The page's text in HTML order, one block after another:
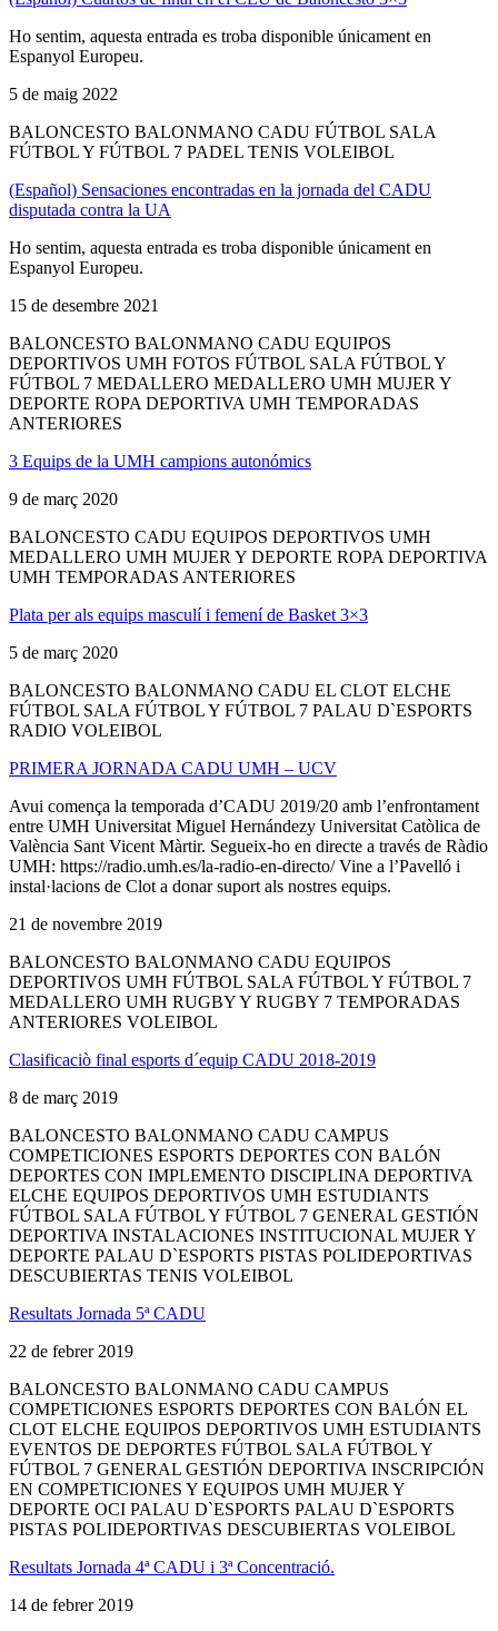
Ho sentim, aquesta entrada es troba disponible únicament en
Espanyol Europeu.
5 de maig 2022
BALONCESTO BALONMANO CADU FÚTBOL SALA
FÚTBOL Y FÚTBOL 7 PADEL TENIS VOLEIBOL
(Español) Sensaciones encontradas en la jornada del CADU
disputada contra la UA
Ho sentim, aquesta entrada es troba disponible únicament en
Espanyol Europeu.
15 de desembre 2021
BALONCESTO BALONMANO CADU EQUIPOS
DEPORTIVOS UMH FOTOS FÚTBOL SALA FÚTBOL Y
FÚTBOL 7 MEDALLERO MEDALLERO UMH MUJER Y
DEPORTE ROPA DEPORTIVA UMH TEMPORADAS
ANTERIORES
3 Equips de la UMH campions autonómics
9 de març 2020
BALONCESTO CADU EQUIPOS DEPORTIVOS UMH
MEDALLERO UMH MUJER Y DEPORTE ROPA DEPORTIVA
UMH TEMPORADAS ANTERIORES
Plata per als equips masculí i femení de Basket 3×3
5 de març 2020
BALONCESTO BALONMANO CADU EL CLOT ELCHE
FÚTBOL SALA FÚTBOL Y FÚTBOL 7 PALAU D`ESPORTS
RADIO VOLEIBOL
PRIMERA JORNADA CADU UMH – UCV
Avui comença la temporada d’CADU 2019/20 amb l’enfrontament
entre UMH Universitat Miguel Hernándezy Universitat Catòlica de
València Sant Vicent Màrtir. Segueix-ho en directe a través de Ràdio
UMH: https://radio.umh.es/la-radio-en-directo/ Vine a l’Pavelló i
instal·lacions de Clot a donar suport als nostres equips.
21 de novembre 2019
BALONCESTO BALONMANO CADU EQUIPOS
DEPORTIVOS UMH FÚTBOL SALA FÚTBOL Y FÚTBOL 7
MEDALLERO UMH RUGBY Y RUGBY 7 TEMPORADAS
ANTERIORES VOLEIBOL
Clasificaciò final esports d´equip CADU 2018-2019
8 de març 2019
BALONCESTO BALONMANO CADU CAMPUS
COMPETICIONES ESPORTS DEPORTES CON BALÓN
DEPORTES CON IMPLEMENTO DISCIPLINA DEPORTIVA
ELCHE EQUIPOS DEPORTIVOS UMH ESTUDIANTS
FÚTBOL SALA FÚTBOL Y FÚTBOL 7 GENERAL GESTIÓN
DEPORTIVA INSTALACIONES INSTITUCIONAL MUJER Y
DEPORTE PALAU D`ESPORTS PISTAS POLIDEPORTIVAS
DESCUBIERTAS TENIS VOLEIBOL
Resultats Jornada 5ª CADU
22 de febrer 2019
BALONCESTO BALONMANO CADU CAMPUS
COMPETICIONES ESPORTS DEPORTES CON BALÓN EL
CLOT ELCHE EQUIPOS DEPORTIVOS UMH ESTUDIANTS
EVENTOS DE DEPORTES FÚTBOL SALA FÚTBOL Y
FÚTBOL 7 GENERAL GESTIÓN DEPORTIVA INSCRIPCIÓN
EN COMPETICIONES Y EQUIPOS UMH MUJER Y
DEPORTE OCI PALAU D`ESPORTS PALAU D`ESPORTS
PISTAS POLIDEPORTIVAS DESCUBIERTAS VOLEIBOL
Resultats Jornada 4ª CADU i 3ª Concentració.
14 de febrer 2019